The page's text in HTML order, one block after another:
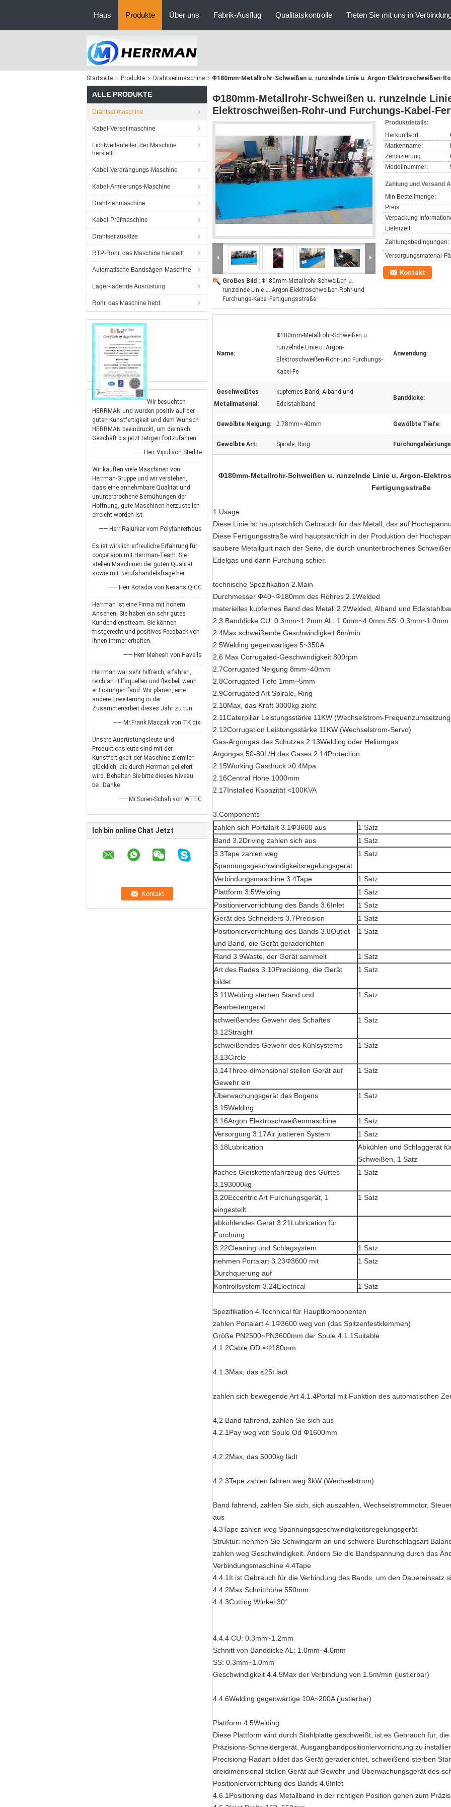
Haus Produkte Über uns Fabrik-Ausflug Qualitätskontrolle Treten Sie mit uns in
Startseite Produkte Drahtseilmaschine Φ180mm-Metallrohr-Schweißen u. runzelnde Linie u. Argon-Elektroschweißen-
ALLE PRODUKTE
Drahtseilmaschine
Kabel-Verseilmaschine
Lichtwellenleiter, der Maschine
herstellt
Kabel-Verdrängungs-Maschine
Kabel-Armierungs-Maschine
Drahtziehmaschine
Kabel-Prüfmaschine
Drahtseilzusätze
RTP-Rohr, das Maschine herstellt
Automatische Bandsägen-Maschine
Lager-ladende Ausrüstung
Rohr, das Maschine hebt
Wir besuchten
HERRMAN und wurden positiv auf der
guten Kunstfertigkeit und dem Wunsch
HERRMAN beeindruckt, um die nach
Geschäft bis jetzt tätigen fortzufahren.
—— Herr Vipul von Sterlite
Wir kauften viele Maschinen von
Herrman-Gruppe und wir verstehen,
dass eine annehmbare Qualität und
ununterbrochene Bemühungen der
Hoffnung, gute Maschinen herzustellen
erreicht worden ist.
—— Herr Rajurkar vom Polyfahrerhaus
Es ist wirklich erfreuliche Erfahrung für
coopetaion mit Herrman-Team. Sie
stellen Maschinen der guten Qualität
sowie mit Berufshandelsfrage her
—— Herr Kotadia von Nexans QICC
Herrman ist eine Firma mit hohem
Ansehen. Sie haben ein sehr gutes
Kundendienstteam. Sie können
fristgerecht und positives Feedback von
ihnen immer erhalten.
—— Herr Mahesh von Havells
Herrman war sehr hilfreich, erfahren,
reich an Hilfsquellen und flexibel, wenn
er Lösungen fand. Wir planen, eine
andere Erweiterung in der
Zusammenarbeit dieses Jahr zu tun.
—— Mr.Frank Maczak von TK dixi
Unsere Ausrüstungsleute und
Produktionsleute sind mit der
Kunstfertigkeit der Maschine ziemlich
glücklich, die durch Herrman geliefert
wird. Behalten Sie bitte dieses Niveau
bei. Danke
—— Mr.Suren-Schah von WTEC
Ich bin online Chat Jetzt
Φ180mm-Metallrohr-Schweißen u. runzelnde
Elektroschweißen-Rohr-und Furchungs-Kabel-
Großes Bild : Φ180mm-Metallrohr-Schweißen u.
runzelnde Linie u. Argon-Elektroschweißen-Rohr-und
Furchungs-Kabel-Fertigungsstraße
Produktdetails:
Herkunftsort:
Markenname:
Zertifizierung:
Modellnummer:
Zahlung und Versand
Min Bestellmenge:
Preis:
Verpackung
Lieferzeit:
Zahlungsbedingungen:
Versorgungsmaterial-
Kontakt
Name:
Φ180mm-Metallrohr-Schweißen u.
runzelnde Linie u. Argon-
Elektroschweißen-Rohr-und Furchungs-
Kabel-Fe
Anwendung:
Geschweißtes
Metallmaterial:
kupfernes Band, Alband und
Edelstahlband
Banddicke:
Gewölbte Neigung: 2.78mm~40mm Gewölbte Tiefe:
Gewölbte Art: Spirale, Ring
Φ180mm-Metallrohr-Schweißen u. runzelnde Linie u. Argon-
Fertigungsstraße
1.Usage
Diese Linie ist hauptsächlich Gebrauch für das Metall, das auf
Diese Fertigungsstraße wird hauptsächlich in der Produktion der
saubere Metallgurt nach der Seite, die durch ununterbrochenes
Edelgas und dann Furchung schier.
technische Spezifikation 2.Main
Durchmesser Φ40~Φ180mm des Rohres 2.1Welded
materielles kupfernes Band des Metall 2.2Welded, Alband und
2,3 Banddicke CU: 0.3mm~1.2mm AL: 1.0mm~4.0mm SS: 0.3mm~1.0mm
2.4Max schweißende Geschwindigkeit 8m/min
2.5Welding gegenwärtiges 5~350A
2,6 Max Corrugated-Geschwindigkeit 800rpm
2.7Corrugated Neigung 8mm~40mm
2.8Corrugated Tiefe 1mm~5mm
2.9Corrugated Art Spirale, Ring
2.10Max, das Kraft 3000kg zieht
2.11Caterpillar Leistungsstärke 11KW (Wechselstrom-
2.12Corrugation Leistungsstärke 11KW (Wechselstrom-Servo)
Gas-Argongas des Schutzes 2.13Welding oder Heliumgas
Argongas 50-80L/H des Gases 2.14Protection
2.15Working Gasdruck >0.4Mpa
2.16Central Höhe 1000mm
2.17Installed Kapazität <100KVA
3.Components
zahlen sich Portalart 3.1Φ3600 aus
1 Satz
Band 3.2Driving zahlen sich aus
1 Satz
3.3Tape zahlen weg
Spannungsgeschwindigkeitsregelungsgerät
1 Satz
Verbindungsmaschine 3.4Tape
1 Satz
Plattform 3.5Welding
1 Satz
Positioniervorrichtung des Bands 3.6Inlet
1 Satz
Gerät des Schneiders 3.7Precision
1 Satz
Positioniervorrichtung des Bands 3.8Outlet
und Band, die Gerät geraderichten
1 Satz
Rand 3.9Waste, der Gerät sammelt
1 Satz
Art des Rades 3.10Precisiong, die Gerät
bildet
1 Satz
3.11Welding sterben Stand und
Bearbeitengerät
1 Satz
schweißendes Gewehr des Schaftes
3.12Straight
1 Satz
schweißendes Gewehr des Kühlsystems
3.13Circle
1 Satz
3.14Three-dimensional stellen Gerät auf
Gewehr ein
1 Satz
Überwachungsgerät des Bogens
3.15Welding
1 Satz
3.16Argon Elektroschweißenmaschine
1 Satz
Versorgung 3.17Air justieren System
1 Satz
3.18Lubrication
Abkühlen und Schlaggerät
Schweißen, 1 Satz
flaches Gleiskettenfahrzeug des Gurtes
3.193000kg
1 Satz
3.20Eccentric Art Furchungsgerät, 1
eingestellt
1 Satz
abkühlendes Gerät 3.21Lubrication für
Furchung
3.22Cleaning und Schlagsystem
1 Satz
nehmen Portalart 3.23Φ3600 mit
Durchquerung auf
1 Satz
Kontrollsystem 3.24Electrical 1 Satz
Spezifikation 4.Technical für Hauptkomponenten
zahlen Portalart 4.1Φ3600 weg von (das Spitzenfestklemmen)
Größe PN2500~PN3600mm der Spule 4.1.1Suitable
4.1.2Cable OD ≤Φ180mm
4.1.3Max, das ≤25t lädt
zahlen sich bewegende Art 4.1.4Portal mit Funktion des automatischen
4,2 Band fahrend, zahlen Sie sich aus
4.2.1Pay weg von Spule Od Φ1600mm
4.2.2Max, das 5000kg lädt
4.2.3Tape zahlen fahren weg 3kW (Wechselstrom)
Band fahrend, zahlen Sie sich, sich auszahlen, Wechselstrommotor,
aus
4.3Tape zahlen weg Spannungsgeschwindigkeitsregelungsgerät
Struktur: nehmen Sie Schwingarm an und schwere Durchschlagsart
zahlen weg Geschwindigkeit. Ändern Sie die Bandspannung durch das
Verbindungsmaschine 4.4Tape
4.4.1It ist Gebrauch für die Verbindung des Bands, um den Dauereinsatz
4.4.2Max Schnitthöhe 550mm
4.4.3Cutting Winkel 30°
4.4.4 CU: 0.3mm~1.2mm
Schnitt von Banddicke AL: 1.0mm~4.0mm
SS: 0.3mm~1.0mm
Geschwindigkeit 4.4.5Max der Verbindung von 1.5m/min (justierbar)
4.4.6Welding gegenwärtige 10A~200A (justierbar)
Plattform 4.5Welding
Diese Plattform wird durch Stahlplatte geschweißt, ist es Gebrauch für,
Präzisions-Schneidergerät, Ausgangbandpositioniervorrichtung zu
Precisiong-Radart bildet das Gerät geraderichtet, schweißend sterben
dreidimensional stellen Gerät auf Gewehr und Überwachungsgerät des
Positioniervorrichtung des Bands 4.6Inlet
4.6.1Positioning das Metallband in der richtigen Position gehen zum